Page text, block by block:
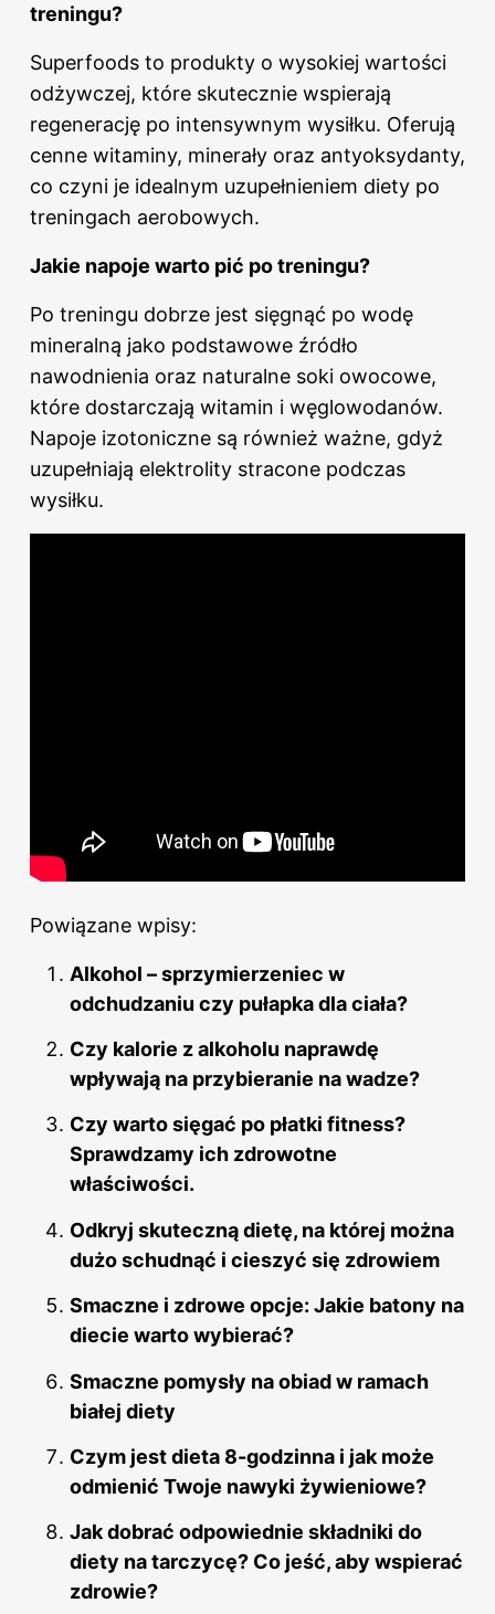
treningu?
Superfoods to produkty o wysokiej wartości
odżywczej, które skutecznie wspierają
regenerację po intensywnym wysiłku. Oferują
cenne witaminy, minerały oraz antyoksydanty,
co czyni je idealnym uzupełnieniem diety po
treningach aerobowych.
Jakie napoje warto pić po treningu?
Po treningu dobrze jest sięgnąć po wodę
mineralną jako podstawowe źródło
nawodnienia oraz naturalne soki owocowe,
które dostarczają witamin i węglowodanów.
Napoje izotoniczne są również ważne, gdyż
uzupełniają elektrolity stracone podczas
wysiłku.
Powiązane wpisy:
Alkohol – sprzymierzeniec w
odchudzaniu czy pułapka dla ciała?
Czy kalorie z alkoholu naprawdę
wpływają na przybieranie na wadze?
Czy warto sięgać po płatki fitness?
Sprawdzamy ich zdrowotne
właściwości.
Odkryj skuteczną dietę, na której można
dużo schudnąć i cieszyć się zdrowiem
Smaczne i zdrowe opcje: Jakie batony na
diecie warto wybierać?
Smaczne pomysły na obiad w ramach
białej diety
Czym jest dieta 8-godzinna i jak może
odmienić Twoje nawyki żywieniowe?
Jak dobrać odpowiednie składniki do
diety na tarczycę? Co jeść, aby wspierać
zdrowie?